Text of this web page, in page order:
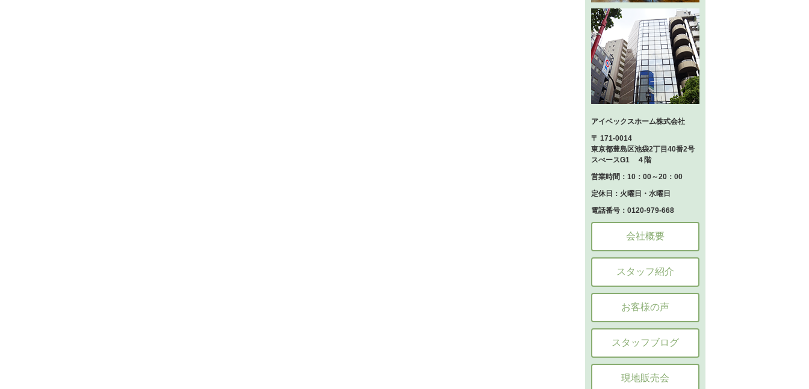
アイベックスホーム株式会社
〒 171-0014
東京都豊島区池袋2丁目40番2号
スぺースG1 ４階
営業時間：10：00～20：00
定休日：火曜日・水曜日
電話番号：0120-979-668
会社概要
スタッフ紹介
お客様の声
スタッフブログ
現地販売会